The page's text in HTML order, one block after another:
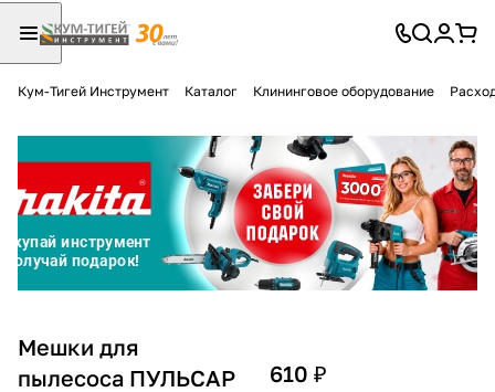
Кум-Тигей Инструмент Каталог Клининговое оборудование
Мешки для
пылесоса ПУЛЬСАР
610 ₽
Разбейте
оплатуна части
без переплат
График платежей